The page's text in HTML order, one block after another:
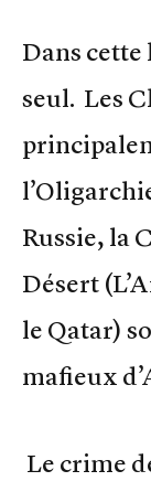
Dans
seul. Les
Russie, la
Désert
le Qatar)
mafieux
Le crime